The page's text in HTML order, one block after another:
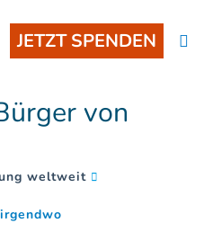
JETZT SPENDEN
von
weltweit